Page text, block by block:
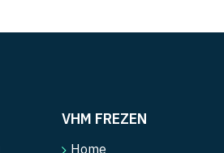
VHM FREZEN
Home